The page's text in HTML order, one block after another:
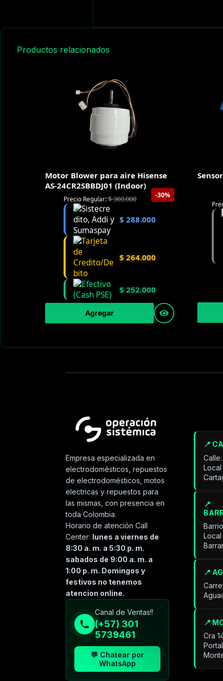
Productos relacionados
Motor Blower para aire Hisense
AS-24CR2SBBDJ01 (Indoor)
-30%
Precio Regular:$360.000
$ 288.000
$ 264.000
$ 252.000
Agregar
Empresa especializada en
electrodomésticos, repuestos
de electrodomésticos, motos
electricas y repuestos para
las mismas, con presencia en
toda Colombia.
Horario de atención Call
Center: lunes a viernes de
8:30 a. m. a 5:30 p. m.
sabados de 9:00 a. m. a
1:00 p. m. Domingos y
festivos no tenemos
atencion online.
Canal de Ventas!!
(+57) 301
5739461
💬 Chatear por
WhatsApp
📍
Local
📍
Local
📍
📍
Cra
sistémica